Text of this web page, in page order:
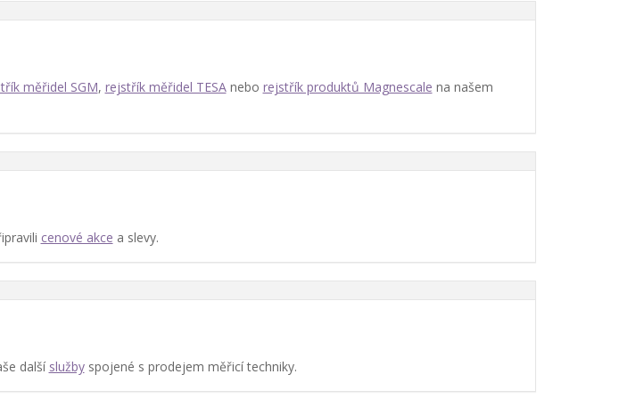
měřidel SGM, rejstřík měřidel TESAnebo rejstřík produktů Magnescale na našem
cenové akce a slevy.
další službyspojené s prodejem měřicí techniky.